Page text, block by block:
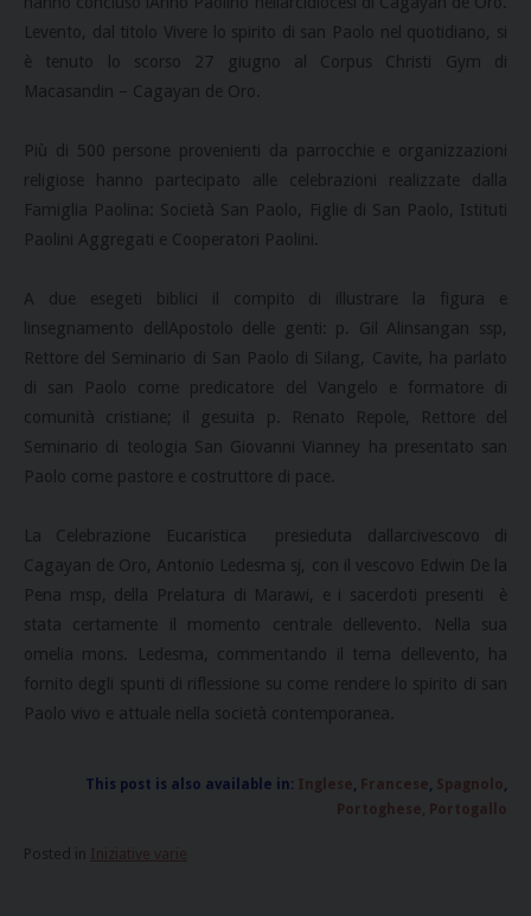
Levento, dal titolo Vivere lo spirito di san Paolo nel quotidiano, si
è tenuto lo scorso 27 giugno al Corpus Christi Gym di
Macasandin – Cagayan de Oro.
Più di 500 persone provenienti da parrocchie e organizzazioni
religiose hanno partecipato alle celebrazioni realizzate dalla
Famiglia Paolina: Società San Paolo, Figlie di San Paolo, Istituti
Paolini Aggregati e Cooperatori Paolini.
A due esegeti biblici il compito di illustrare la figura e
linsegnamento dellApostolo delle genti: p. Gil Alinsangan ssp,
Rettore del Seminario di San Paolo di Silang, Cavite, ha parlato
di san Paolo come predicatore del Vangelo e formatore di
comunità cristiane; il gesuita p. Renato Repole, Rettore del
Seminario di teologia San Giovanni Vianney ha presentato san
Paolo come pastore e costruttore di pace.
La Celebrazione Eucaristica  presieduta dallarcivescovo di
Cagayan de Oro, Antonio Ledesma sj, con il vescovo Edwin De la
Pena msp, della Prelatura di Marawi, e i sacerdoti presenti  è
stata certamente il momento centrale dellevento. Nella sua
omelia mons. Ledesma, commentando il tema dellevento, ha
fornito degli spunti di riflessione su come rendere lo spirito di san
Paolo vivo e attuale nella società contemporanea.
This post is also available in: Inglese Francese
Spagnolo
Portoghese, Portogallo
Posted in Iniziative varie